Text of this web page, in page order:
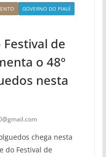
GOVERNO DO PIAUÍ
de
o 48º
nesta
chega nesta
do Festival de